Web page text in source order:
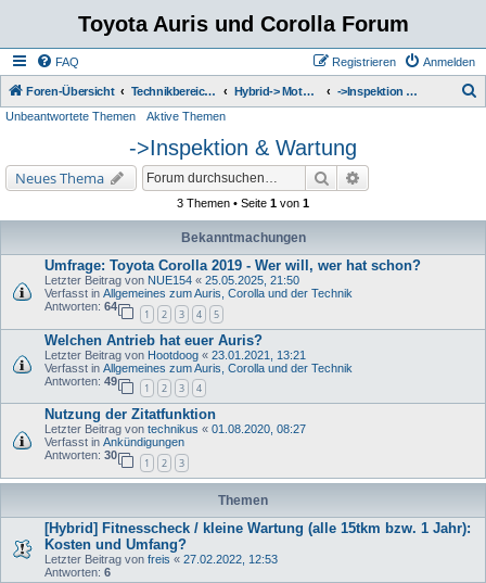
Toyota Auris und Corolla Forum
FAQ Anmelden
Registrieren
Foren-Übersicht Technikbereich zum Toyota Corolla Hybrid-> Motor - Getriebe - Kühlsystem - Auspuff ->Inspektion & Wartung
Unbeantwortete Themen Aktive Themen
->Inspektion & Wartung
Neues Thema Suche
3 Themen • Seite 1 von 1
Bekanntmachungen
Umfrage: Toyota Corolla 2019 - Wer will, wer hat schon?
Letzter Beitrag von NUE154 « 25.05.2025, 21:50
Verfasst in Allgemeines zum Auris, Corolla und der Technik
Antworten: 64
1 2 3 4 5
Welchen Antrieb hat euer Auris?
Letzter Beitrag von Hootdoog « 23.01.2021, 13:21
Verfasst in Allgemeines zum Auris, Corolla und der Technik
Antworten: 49
1 2 3 4
Nutzung der Zitatfunktion
Letzter Beitrag von technikus « 01.08.2020, 08:27
Verfasst in Ankündigungen
Antworten: 30
1 2 3
Themen
[Hybrid] Fitnesscheck / kleine Wartung (alle 15tkm bzw. 1 Jahr):
Kosten und Umfang?
Letzter Beitrag von freis « 27.02.2022, 12:53
Antworten: 6